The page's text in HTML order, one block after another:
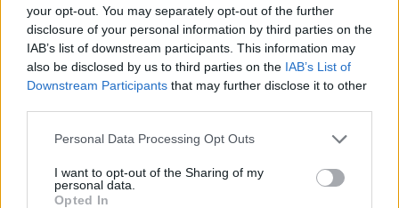
your opt-out. You may separately opt-out of the further
disclosure of your personal information by third parties on the
IAB’s list of downstream participants. This information may
also be disclosed by us to third parties on the IAB’s List of
Downstream Participants that may further disclose it to other
Personal Data Processing Opt Outs
I want to opt-out of the Sharing of my
personal data.
Opted In